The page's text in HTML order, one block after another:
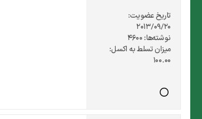
تاریخ عضویت:
2013/09/20
نوشته‌ها: 4600
میزان تسلط به اکسل:
100.00